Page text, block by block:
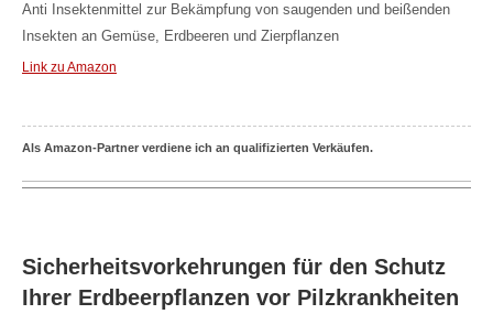
Anti Insektenmittel zur Bekämpfung von saugenden und beißenden
Insekten an Gemüse, Erdbeeren und Zierpflanzen
Link zu Amazon
Als Amazon-Partner verdiene ich an qualifizierten Verkäufen.
Sicherheitsvorkehrungen für den Schutz
Ihrer Erdbeerpflanzen vor Pilzkrankheiten